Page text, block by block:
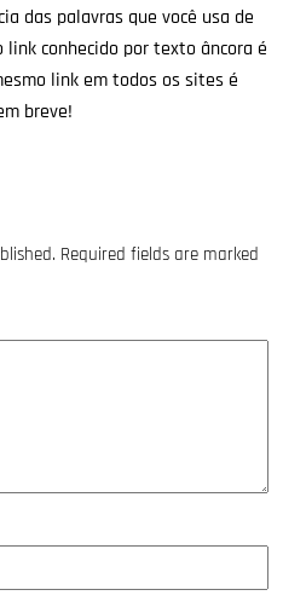
das palavras que você usa de
link conhecido por texto âncora é
link em todos os sites é
breve!
Required fields are marked